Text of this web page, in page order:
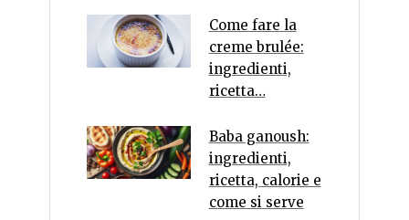
Come fare la
creme brulée:
ingredienti,
ricetta…
Baba ganoush:
ingredienti,
ricetta, calorie e
come si serve